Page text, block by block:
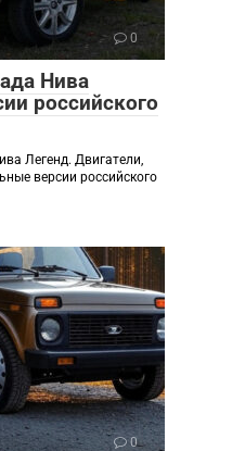
0
Нива
российского
Легенд. Двигатели,
версии российского
0